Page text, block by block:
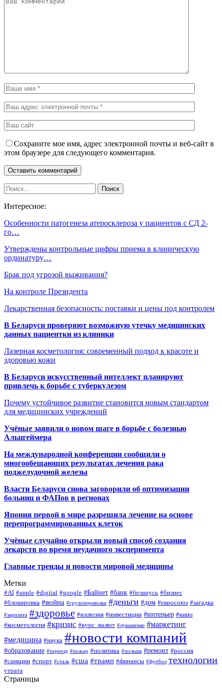
Сохраните мое имя, адрес электронной почты и веб-сайт в
этом браузере для следующего комментария.
Интересное:
Особенности патогенеза атеросклероза у пациентов с СД 2-
го…
Утверждены контрольные цифры приема в клиническую
ординатуру…
Брак под угрозой выживания?
На контроле Президента
Лекарственная безопасность: поставки и цены под контролем
В Беларуси проверяют возможную утечку медицинских
данных пациентки из клиники
Лазерная косметология: современный подход к красоте и
здоровью кожи
В Беларуси искусственный интеллект планируют
привлечь к борьбе с туберкулезом
Почему устойчивое развитие становится новым стандартом
для медицинских учреждений
Учёные заявили о новом шаге в борьбе с болезнью
Альцгеймера
На международной конференции сообщили о
многообещающих результатах лечения рака
поджелудочной железы
Власти Беларуси снова заговорили об оптимизации
больниц и ФАПов в регионах
Япония первой в мире разрешила лечение на основе
перепрограммированных клеток
Учёные случайно открыли новый способ создания
лекарств во время неудачного эксперимента
Главные тренды и новости мировой медицины
Метки
#AI #apple #digital #google #Байнет #банк #беларусь #бизнес
#блокировка #война #грузоперевозки #деньги #дом #евросоюз #загадка
#зарплата #здоровье #иллюзия #инвестиции #интерьер #кино
#косметология #кризис #курс_валют #лукашенко #маркетинг
#медицина #наука #новости компаний
#образование #переезд #пожар #политика #польша #ремонт #россия
#санкции #спорт #сталь #сша #трамп #финансы #футбол технологии
утрата
Страницы